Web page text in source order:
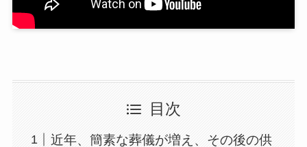
目次
近年、簡素な葬儀が増え、その後の供